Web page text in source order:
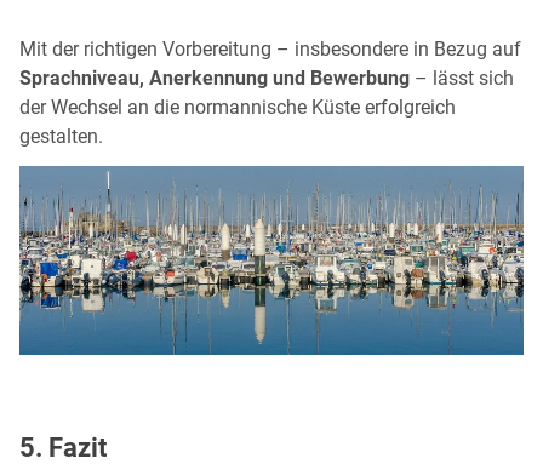
Mit der richtigen Vorbereitung – insbesondere in Bezug auf
Sprachniveau, Anerkennung und Bewerbung – lässt sich
der Wechsel an die normannische Küste erfolgreich
gestalten.
5. Fazit